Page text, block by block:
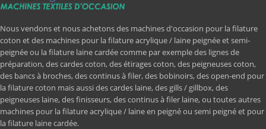
Nous vendons et nous achetons des machines d'occasion pour la filature
coton et des machines pour la filature acrylique / laine peignée et semi-
peignée ou la filature laine cardée comme par exemple des lignes de
préparation, des cardes coton, des étirages coton, des peigneuses coton,
des bancs à broches, des continus à filer, des bobinoirs, des open-end pour
la filature coton mais aussi des cardes laine, des gills / gillbox, des
peigneuses laine, des finisseurs, des continus à filer laine, ou toutes autres
machines pour la filature acrylique / laine en peigné ou semi peigné et pour
la filature laine cardée.